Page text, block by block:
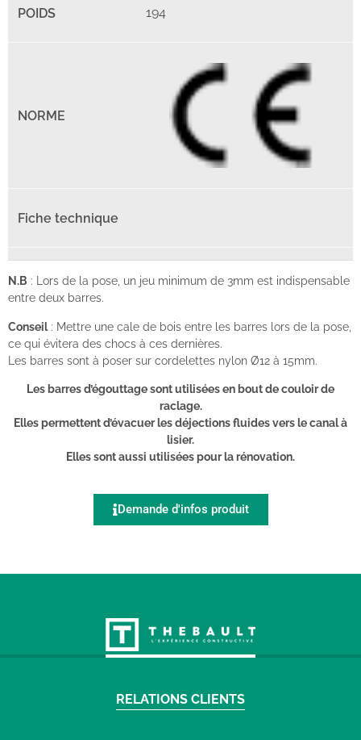
194
N.B : Lors de la pose, un jeu minimum de 3mm est indispensable
entre deux barres.
Conseil: Mettre une cale de bois entre les barres lors de la pose,
ce qui évitera des chocs à ces dernières.
Les barres sont à poser sur cordelettes nylon Ø12 à 15mm.
Les barres d’égouttage sont utilisées en bout de couloir de
raclage.
Elles permettent d’évacuer les déjections fluides vers le canal à
lisier.
Elles sont aussi utilisées pour la rénovation.
Demande d'infos produit
RELATIONS CLIENTS